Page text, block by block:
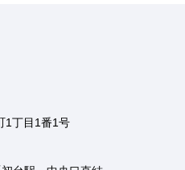
丁目1番1号